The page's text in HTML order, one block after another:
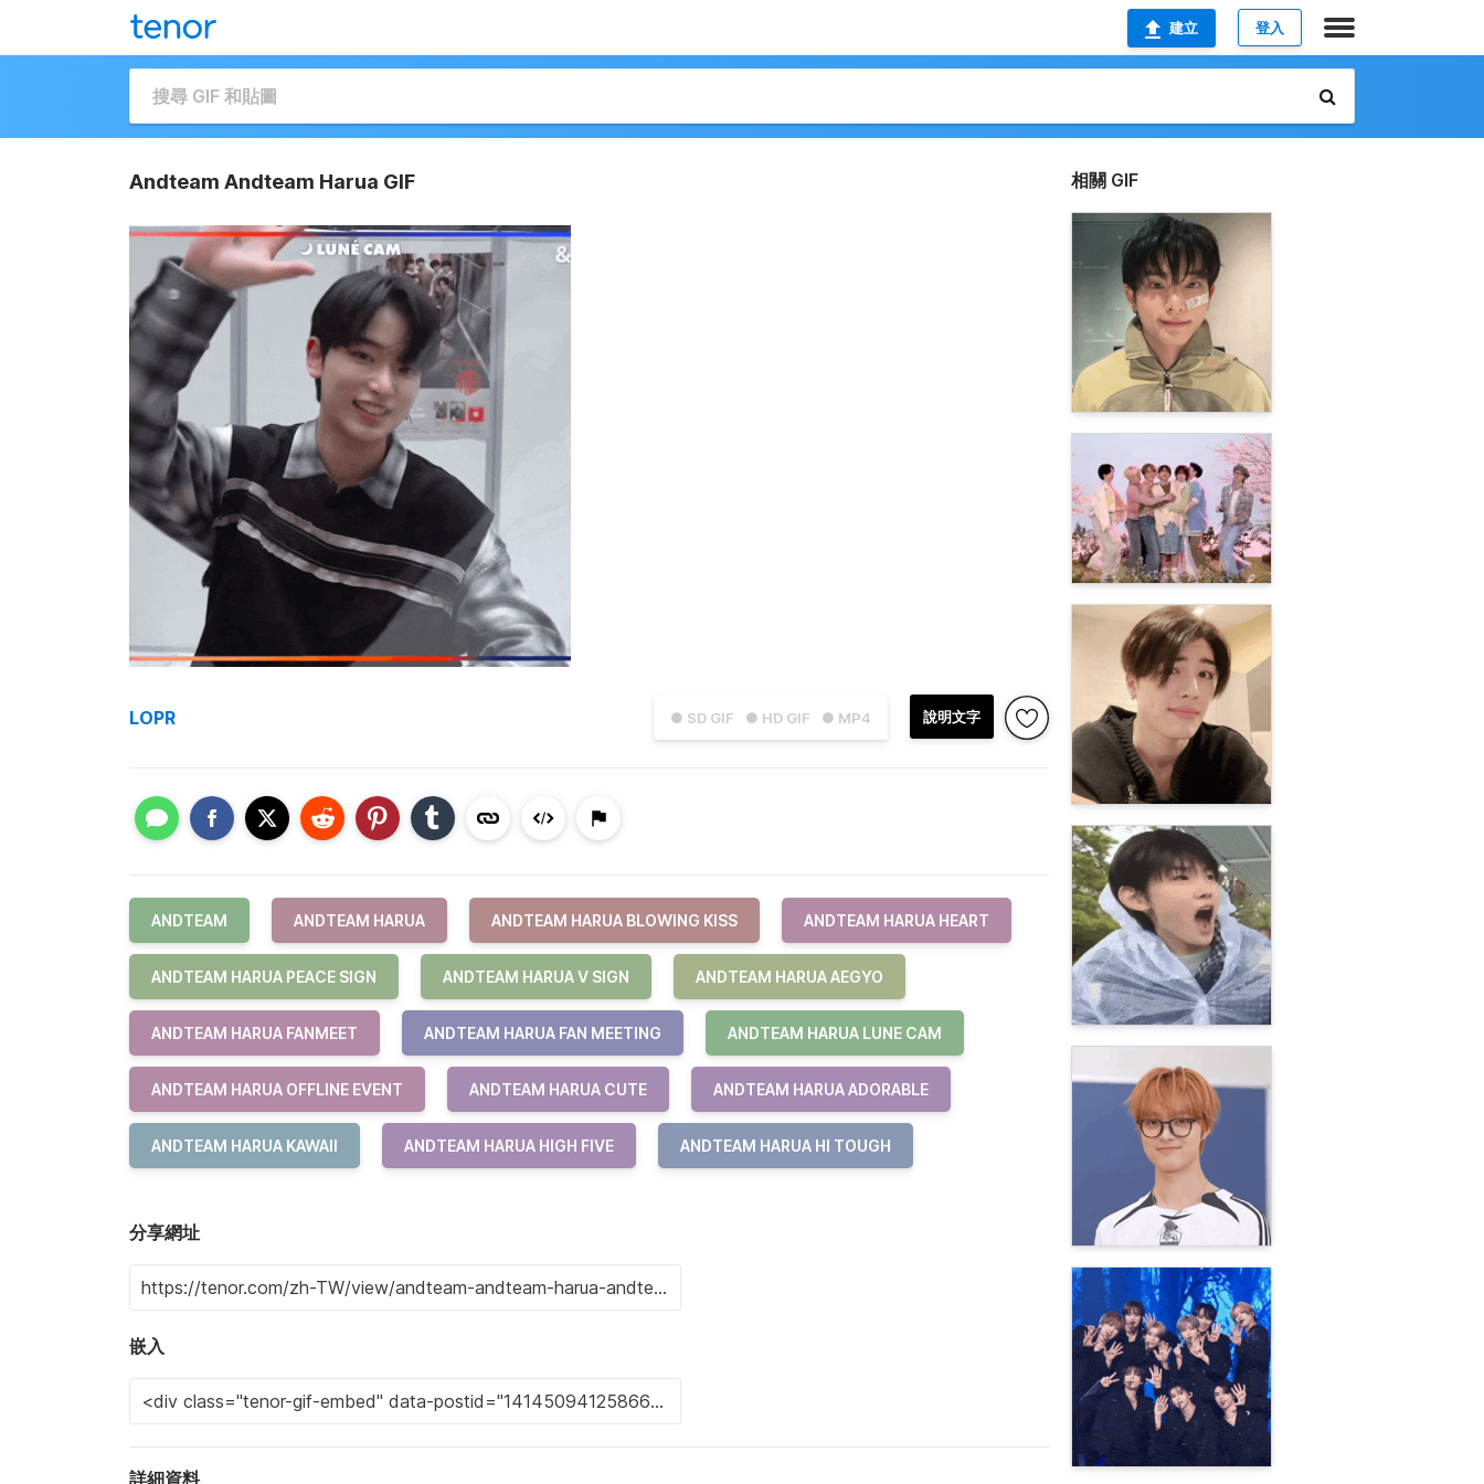
建立 登入
Andteam Andteam Harua GIF
● SD GIF ● HD GIF ● MP4 說明文字
LOPR
ANDTEAM ANDTEAM HARUA ANDTEAM HARUA BLOWING KISS ANDTEAM HARUA HEART
ANDTEAM HARUA PEACE SIGN ANDTEAM HARUA V SIGN ANDTEAM HARUA AEGYO
ANDTEAM HARUA FANMEET ANDTEAM HARUA FAN MEETING ANDTEAM HARUA LUNE CAM
ANDTEAM HARUA OFFLINE EVENT ANDTEAM HARUA CUTE ANDTEAM HARUA ADORABLE
ANDTEAM HARUA KAWAII ANDTEAM HARUA HIGH FIVE ANDTEAM HARUA HI TOUGH
分享網址
嵌入
詳細資料
相關 GIF